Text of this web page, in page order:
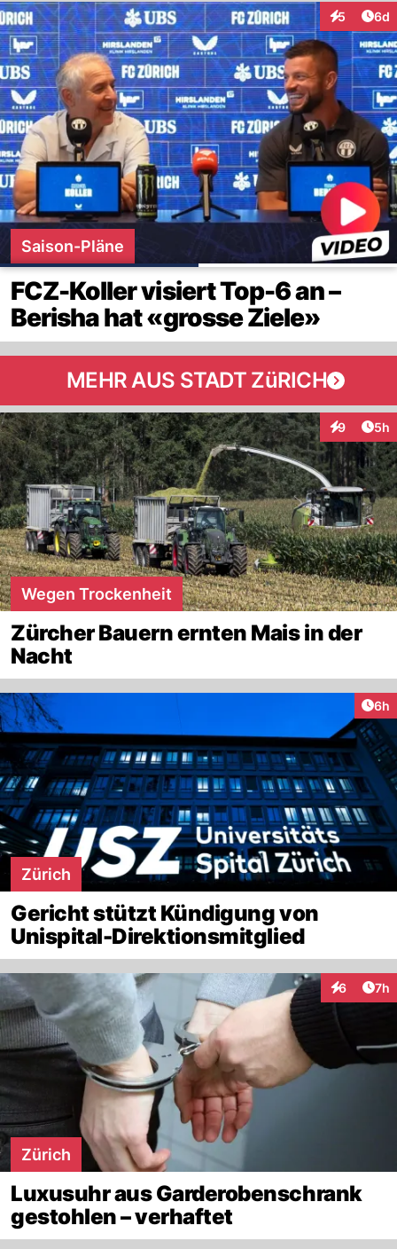
5 6d
Saison-Pläne
FCZ-Koller visiert Top-6 an –
Berisha hat «grosse Ziele»
MEHR AUS STADT ZüRICH
9 5h
Wegen Trockenheit
Zürcher Bauern ernten Mais in der
Nacht
6h
Zürich
Gericht stützt Kündigung von
Unispital-Direktionsmitglied
6 7h
Zürich
Luxusuhr aus Garderobenschrank
gestohlen – verhaftet